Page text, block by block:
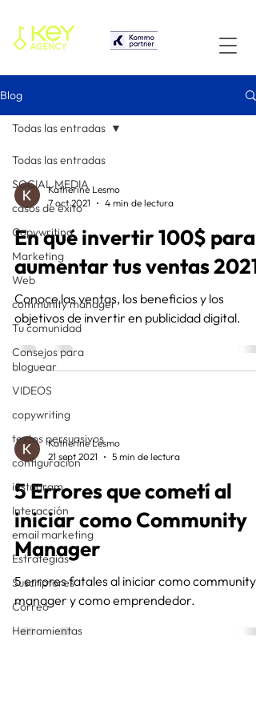
Blog
Todas las entradas
SOCIAL MEDIA
casos de éxito
Copywriting
Marketing
Web
community manager
Tu comunidad
Consejos para
bloguear
VIDEOS
copywriting
textos persuasivos
configuracion
instagram
Interacción
email marketing
Estrategias
Suscriptores
Correo
Herramientas
Todas las entradas
Katherine Lesmo
7 oct 2021
4 min de lectura
En qué invertir 100$ para
aumentar tus ventas 2021
Conoce las ventas, los beneficios y los
objetivos de invertir en publicidad digital.
Katherine Lesmo
21 sept 2021
5 min de lectura
5 Errores que cometí al
iniciar como Community
Manager
5 errores fatales al iniciar como community
manager y como emprendedor.